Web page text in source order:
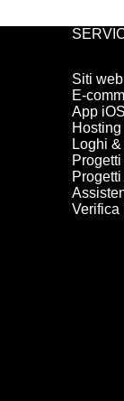
Siti web
E-
App
Hosting
Loghi
Verifica